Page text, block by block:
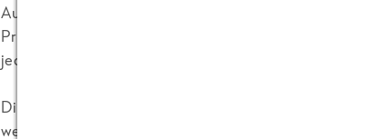
Auch wenn viele Produzenten es womöglich nicht als
Produkte ohne schädliche Zusatzstoffe auf den Markt
jeder Betrieb für sich selbst gewisse Standards setzen
Diese Mehrwerte wollen natürlich auch ausführlich an
weitergetragen werden. Marketingaktivitäten setzt